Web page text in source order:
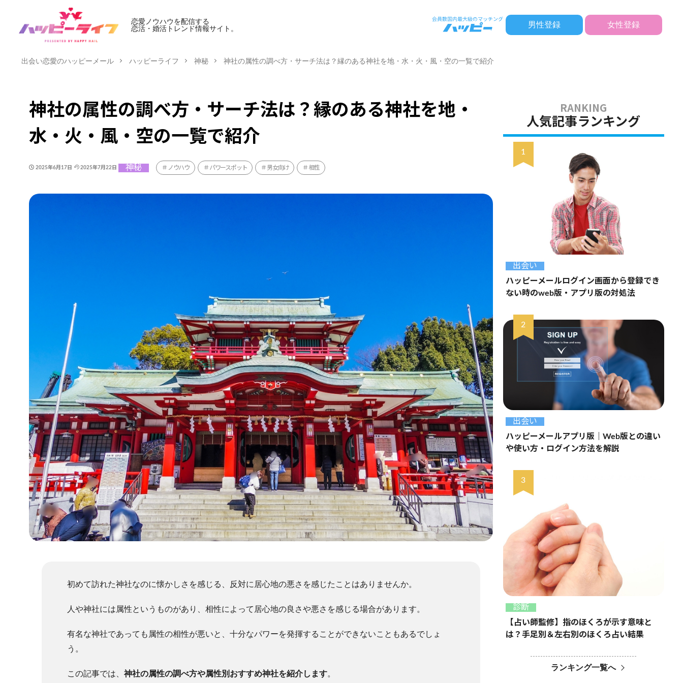
恋愛ノウハウを配信する
恋活・婚活トレンド情報サイト。
男性登録 女性登録
出会い恋愛のハッピーメール ハッピーライフ 神秘 神社の属性の調べ方・サーチ法は？縁のある神社を地・水・火・風・空の一覧で紹介
神社の属性の調べ方・サーチ法は？縁のある神社を地・
水・火・風・空の一覧で紹介
2025年6月17日 2025年7月22日 神秘 ノウハウ パワースポット 男女向け 相性
初めて訪れた神社なのに懐かしさを感じる、反対に居心地の悪さを感じたことはありませんか。
人や神社には属性というものがあり、相性によって居心地の良さや悪さを感じる場合があります。
有名な神社であっても属性の相性が悪いと、十分なパワーを発揮することができないこともあるでしょ
う。
この記事では、 神社の属性の調べ方や属性別おすすめ神社を紹介します。
人気記事ランキング
出会い
ハッピーメールログイン画面から登録でき
ない時のweb版・アプリ版の対処法
出会い
ハッピーメールアプリ版｜Web版との違い
や使い方・ログイン方法を解説
診断
【占い師監修】指のほくろが示す意味と
は？手足別＆左右別のほくろ占い結果
ランキング一覧へ